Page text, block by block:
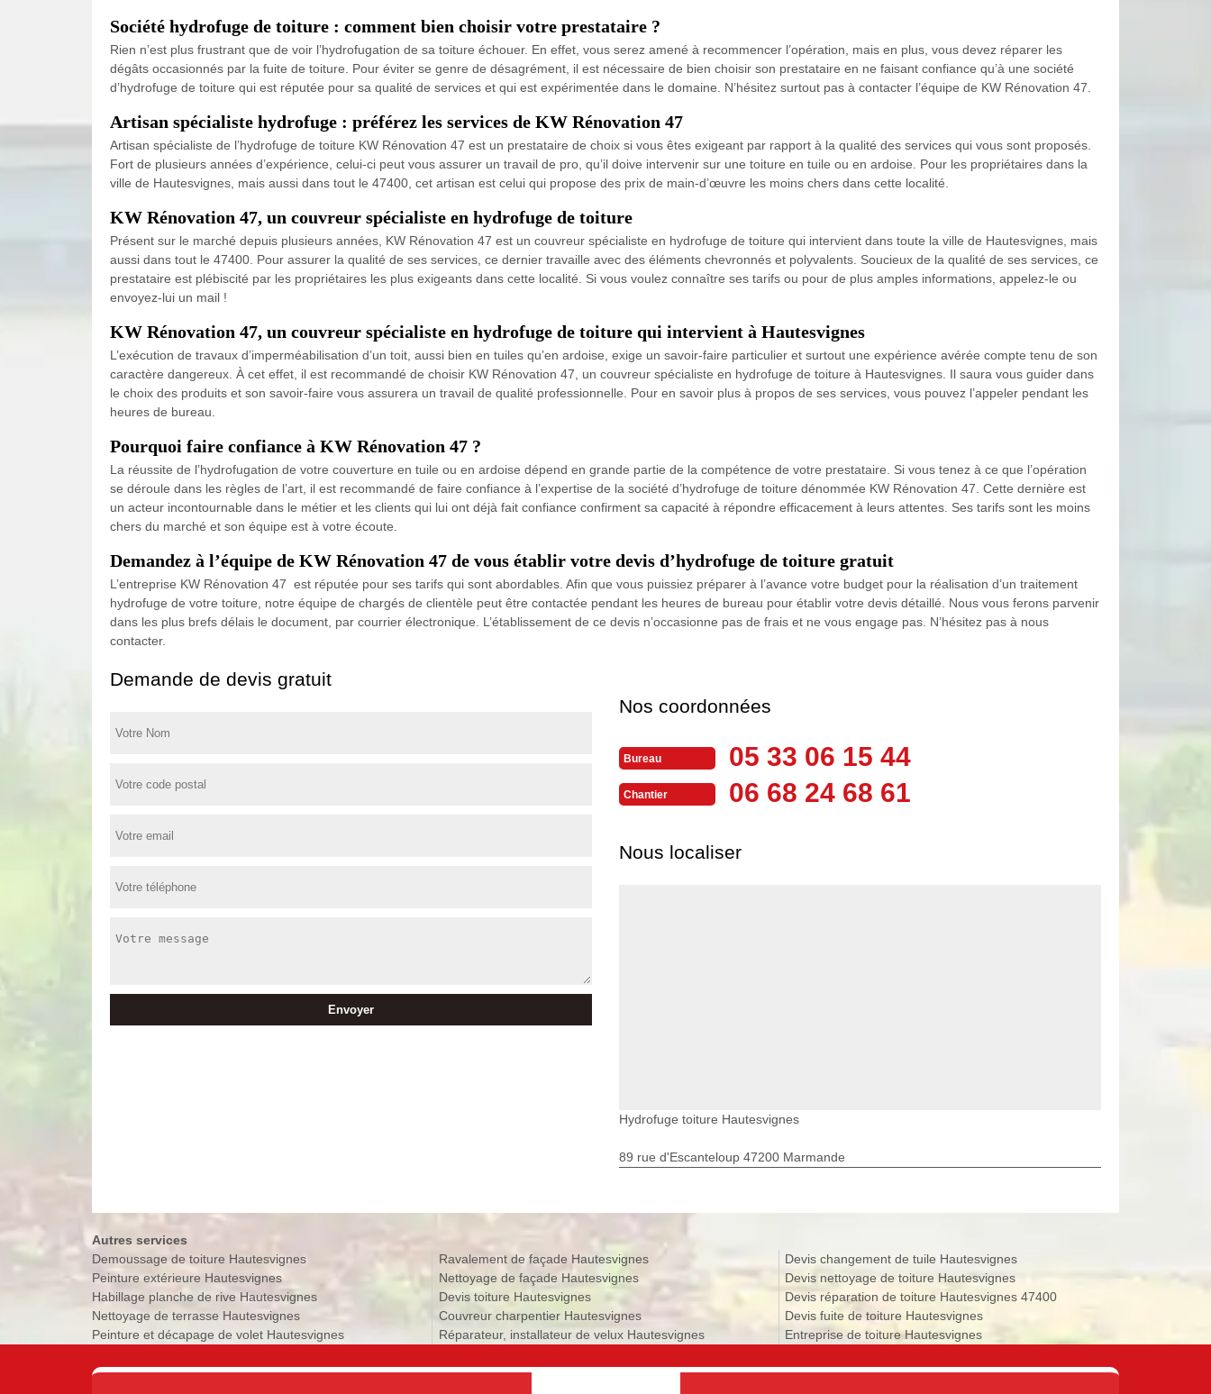
Société hydrofuge de toiture : comment bien choisir votre prestataire ?
Rien n’est plus frustrant que de voir l’hydrofugation de sa toiture échouer. En effet, vous serez amené à recommencer l’opération, mais en plus, vous devez réparer les
dégâts occasionnés par la fuite de toiture. Pour éviter se genre de désagrément, il est nécessaire de bien choisir son prestataire en ne faisant confiance qu’à une société
d’hydrofuge de toiture qui est réputée pour sa qualité de services et qui est expérimentée dans le domaine. N’hésitez surtout pas à contacter l’équipe de KW Rénovation 47.
Artisan spécialiste hydrofuge : préférez les services de KW Rénovation 47
Artisan spécialiste de l’hydrofuge de toiture KW Rénovation 47 est un prestataire de choix si vous êtes exigeant par rapport à la qualité des services qui vous sont proposés.
Fort de plusieurs années d’expérience, celui-ci peut vous assurer un travail de pro, qu’il doive intervenir sur une toiture en tuile ou en ardoise. Pour les propriétaires dans la
ville de Hautesvignes, mais aussi dans tout le 47400, cet artisan est celui qui propose des prix de main-d’œuvre les moins chers dans cette localité.
KW Rénovation 47, un couvreur spécialiste en hydrofuge de toiture
Présent sur le marché depuis plusieurs années, KW Rénovation 47 est un couvreur spécialiste en hydrofuge de toiture qui intervient dans toute la ville de Hautesvignes, mais
aussi dans tout le 47400. Pour assurer la qualité de ses services, ce dernier travaille avec des éléments chevronnés et polyvalents. Soucieux de la qualité de ses services, ce
prestataire est plébiscité par les propriétaires les plus exigeants dans cette localité. Si vous voulez connaître ses tarifs ou pour de plus amples informations, appelez-le ou
envoyez-lui un mail !
KW Rénovation 47, un couvreur spécialiste en hydrofuge de toiture qui intervient à Hautesvignes
L’exécution de travaux d’imperméabilisation d’un toit, aussi bien en tuiles qu’en ardoise, exige un savoir-faire particulier et surtout une expérience avérée compte tenu de son
caractère dangereux. À cet effet, il est recommandé de choisir KW Rénovation 47, un couvreur spécialiste en hydrofuge de toiture à Hautesvignes. Il saura vous guider dans
le choix des produits et son savoir-faire vous assurera un travail de qualité professionnelle. Pour en savoir plus à propos de ses services, vous pouvez l’appeler pendant les
heures de bureau.
Pourquoi faire confiance à KW Rénovation 47 ?
La réussite de l’hydrofugation de votre couverture en tuile ou en ardoise dépend en grande partie de la compétence de votre prestataire. Si vous tenez à ce que l’opération
se déroule dans les règles de l’art, il est recommandé de faire confiance à l’expertise de la société d’hydrofuge de toiture dénommée KW Rénovation 47. Cette dernière est
un acteur incontournable dans le métier et les clients qui lui ont déjà fait confiance confirment sa capacité à répondre efficacement à leurs attentes. Ses tarifs sont les moins
chers du marché et son équipe est à votre écoute.
Demandez à l’équipe de KW Rénovation 47 de vous établir votre devis d’hydrofuge de toiture gratuit
L’entreprise KW Rénovation 47 est réputée pour ses tarifs qui sont abordables. Afin que vous puissiez préparer à l’avance votre budget pour la réalisation d’un traitement
hydrofuge de votre toiture, notre équipe de chargés de clientèle peut être contactée pendant les heures de bureau pour établir votre devis détaillé. Nous vous ferons parvenir
dans les plus brefs délais le document, par courrier électronique. L’établissement de ce devis n’occasionne pas de frais et ne vous engage pas. N’hésitez pas à nous
contacter.
Demande de devis gratuit
Nos coordonnées
Bureau 05 33 06 15 44
Chantier 06 68 24 68 61
Nous localiser
Hydrofuge toiture Hautesvignes
89 rue d'Escanteloup 47200 Marmande
Autres services
Demoussage de toiture Hautesvignes
Peinture extérieure Hautesvignes
Habillage planche de rive Hautesvignes
Nettoyage de terrasse Hautesvignes
Peinture et décapage de volet Hautesvignes
Ravalement de façade Hautesvignes
Nettoyage de façade Hautesvignes
Devis toiture Hautesvignes
Couvreur charpentier Hautesvignes
Réparateur, installateur de velux Hautesvignes
Devis changement de tuile Hautesvignes
Devis nettoyage de toiture Hautesvignes
Devis réparation de toiture Hautesvignes 47400
Devis fuite de toiture Hautesvignes
Entreprise de toiture Hautesvignes